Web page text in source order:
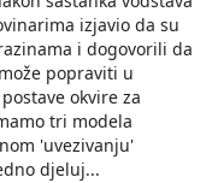
izjavio da su
i dogovorili da
popraviti u
okvire za
tri modela
'uvezivanju'
djeluj...